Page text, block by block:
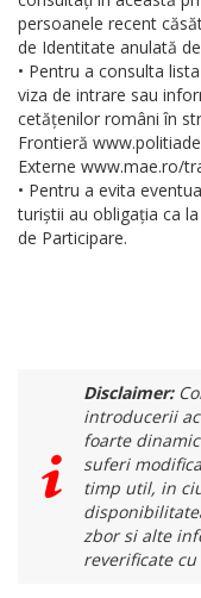
persoanele recent
de Identitate anulată
• Pentru a consulta
viza de intrare sau
cetățenilor români în
Frontieră
Externe www.mae.ro/
• Pentru a evita
turiștii au obligația ca
de Participare.
Disclaimer:
introducerii
foarte
suferi
timp util, in
zbor si alte
reverificate